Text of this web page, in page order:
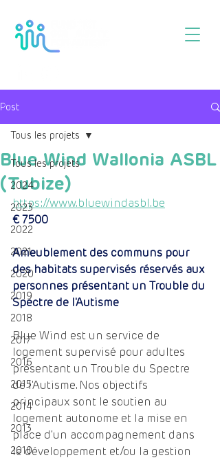
Post
Tous les projets
2024
2023
2022
2021
2020
2019
2018
2017
2016
2015
2014
2013
2010
Tous les projets
Blue Wind Wallonia ASBL
(Tubize)
https://www.bluewindasbl.be
€ 7500
Ameublement des communs pour
des habitats supervisés réservés aux
personnes présentant un Trouble du
Spectre de l'Autisme
Blue Wind est un service de
logement supervisé pour adultes
présentant un Trouble du Spectre
de l'Autisme. Nos objectifs
principaux sont le soutien au
logement autonome et la mise en
place d’un accompagnement dans
le développement et/ou la gestion